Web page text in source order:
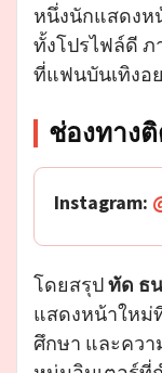
หนึ่งนักแสดงห
ทั้งโปรไฟล์ดี ภ
ที่แฟนบันเทิงอ
ช่องทาง
Instagram:
โดยสรุปทัด ธ
แสดงหน้าใหม่
ศึกษา และควา